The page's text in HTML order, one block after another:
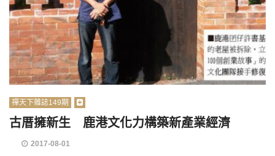
禪天下雜誌149期
古厝擁新生 鹿港文化力構築新產業經濟
2017-08-01